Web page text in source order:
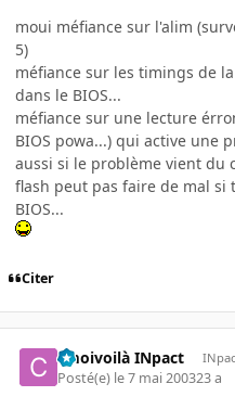
moui méfiance sur l'alim
5)
méfiance sur les timings de
dans le BIOS...
méfiance sur une lecture
BIOS powa...) qui active une
aussi si le problème vient du
flash peut pas faire de mal si
BIOS...
Citer
cmoivoilà INpact
Posté(e) le 7 mai 200323 a